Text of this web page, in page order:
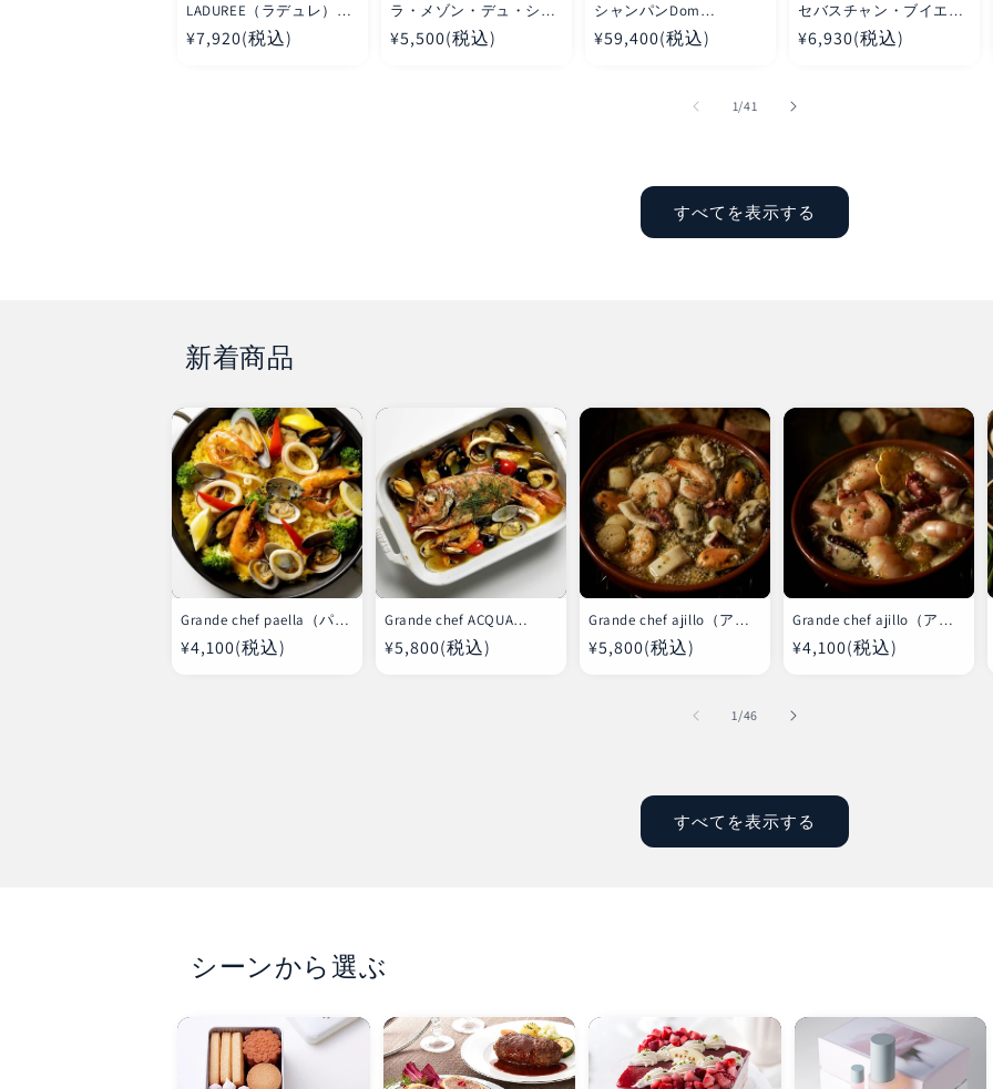
LADUREE（ラデュレ）コ
フレ・ アンタンポレル
マカロン12個入り
通
¥7,920(税込)
ラ・メゾン・デュ・ショ
コラ アタンション 6粒入
通
¥5,500(税込)
シャンパンDom
Perignon(ドンペリニヨ
ン)ロゼ 2009 750ml箱付き
通
¥59,400(税込)
セバスチャン・ブイエ
タルトレット16個
通
¥6,930(税込)
1/の
41
すべてを表示する
新着商品
Grande chef paella（パエ
リヤ）
通
¥4,100(税込)
Grande chef ACQUA
PAZZA（アクアパッツ
ァ）
通
¥5,800(税込)
Grande chef ajillo（アヒ
ージョ）B
通
¥5,800(税込)
Grande chef ajillo（アヒ
ージョ）A
通
格
¥4,100(税込)
1/の
46
すべてを表示する
シーンから選ぶ